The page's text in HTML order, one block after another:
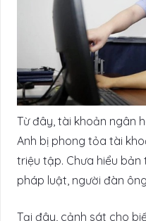
Từ đây, tài khoản ngân
Anh bị phong tỏa tài
triệu tập. Chưa hiểu
pháp luật, người đàn
Tại đây, cảnh sát cho